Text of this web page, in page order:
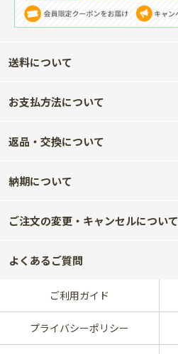
送料について
お支払方法について
返品・交換について
納期について
ご注文の変更・キャンセルについて
よくあるご質問
ご利用ガイド
プライバシーポリシー